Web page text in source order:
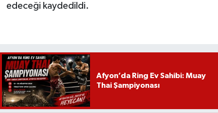
edeceği kaydedildi.
Afyon’da Ring Ev Sahibi: Muay
Thai Şampiyonası